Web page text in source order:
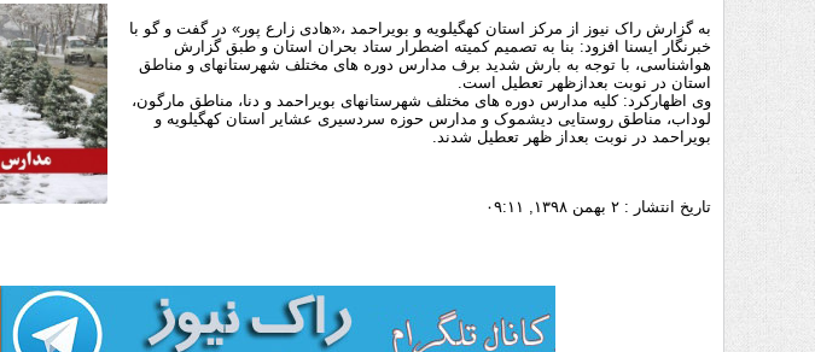
به گزارش راک نیوز از مرکز استان کهگیلویه و بویراحمد ،«هادی زارع پور» در گفت و گو با
خبرنگار ایسنا افزود: بنا به تصمیم کمیته اضطرار ستاد بحران استان و طبق گزارش
هواشناسی، با توجه به بارش شدید برف مدارس دوره های مختلف شهرستانهای و مناطق
استان در نوبت بعدازظهر تعطیل است.
وی اظهارکرد: کلیه مدارس دوره های مختلف شهرستانهای بویراحمد و دنا، مناطق مارگون،
لوداب، مناطق روستایی دیشموک و مدارس حوزه سردسیری عشایر استان کهگیلویه و
بویراحمد در نوبت بعداز ظهر تعطیل شدند.
تاریخ انتشار : ۲ بهمن ۱۳۹۸, ۰۹:۱۱